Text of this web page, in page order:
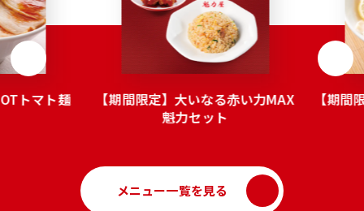
トマト麺
【期間限定】大いなる赤い力MAX
魁力セット
【期間
メニュー一覧を見る